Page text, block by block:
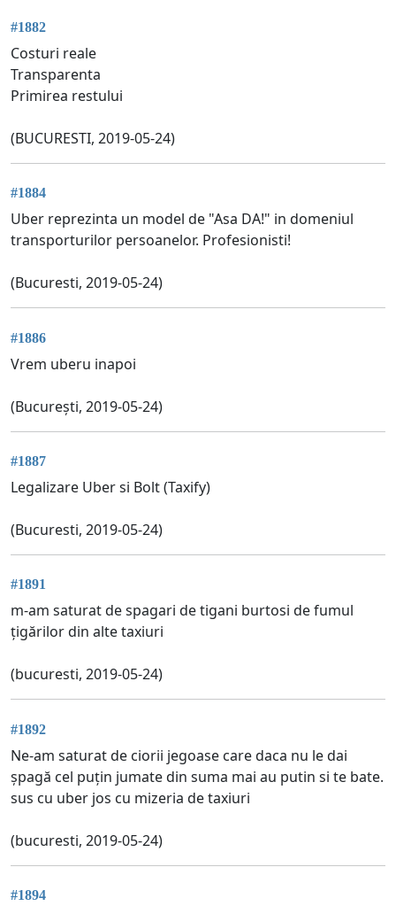
#1882
Costuri reale
Transparenta
Primirea restului
(BUCURESTI, 2019-05-24)
#1884
Uber reprezinta un model de "Asa DA!" in domeniul
transporturilor persoanelor. Profesionisti!
(Bucuresti, 2019-05-24)
#1886
Vrem uberu inapoi
(București, 2019-05-24)
#1887
Legalizare Uber si Bolt (Taxify)
(Bucuresti, 2019-05-24)
#1891
m-am saturat de spagari de tigani burtosi de fumul
țigărilor din alte taxiuri
(bucuresti, 2019-05-24)
#1892
Ne-am saturat de ciorii jegoase care daca nu le dai
șpagă cel puțin jumate din suma mai au putin si te bate.
sus cu uber jos cu mizeria de taxiuri
(bucuresti, 2019-05-24)
#1894